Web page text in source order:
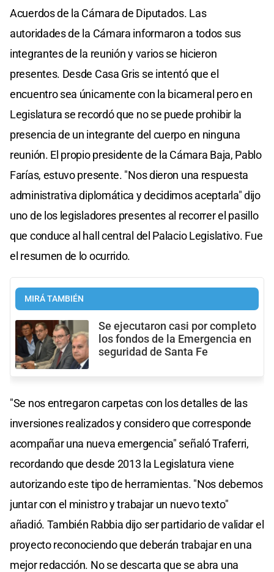
Acuerdos de la Cámara de Diputados. Las
autoridades de la Cámara informaron a todos sus
integrantes de la reunión y varios se hicieron
presentes. Desde Casa Gris se intentó que el
encuentro sea únicamente con la bicameral pero en
Legislatura se recordó que no se puede prohibir la
presencia de un integrante del cuerpo en ninguna
reunión. El propio presidente de la Cámara Baja, Pablo
Farías, estuvo presente. "Nos dieron una respuesta
administrativa diplomática y decidimos aceptarla" dijo
uno de los legisladores presentes al recorrer el pasillo
que conduce al hall central del Palacio Legislativo. Fue
el resumen de lo ocurrido.
MIRÁ TAMBIÉN
Se ejecutaron casi por completo
los fondos de la Emergencia en
seguridad de Santa Fe
"Se nos entregaron carpetas con los detalles de las
inversiones realizados y considero que corresponde
acompañar una nueva emergencia" señaló Traferri,
recordando que desde 2013 la Legislatura viene
autorizando este tipo de herramientas. "Nos debemos
juntar con el ministro y trabajar un nuevo texto"
añadió. También Rabbia dijo ser partidario de validar el
proyecto reconociendo que deberán trabajar en una
mejor redacción. No se descarta que se abra una